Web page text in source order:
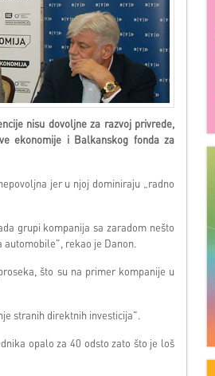
nisu dovoljne za razvoj privrede,
ekonomije i Balkanskog fonda za
jer u njoj dominiraju „radno
grupi kompanija sa zaradom nešto
automobile", rekao je Danon.
što su na primer kompanije u
stranih direktnih investicija".
opalo za 40 odsto zato što je loš